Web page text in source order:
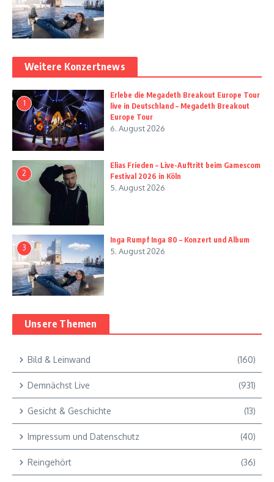
Weitere Konzertnews
1
Erlebe die Megadeth Breakout Europe Tour
live in Deutschland – Megadeth Breakout
Europe Tour
6. August 2026
2
Elias Frieden – Live-Auftritt beim Gamescom
Festival 2026 in Köln
5. August 2026
3
Inga Rumpf Inga 80 – Konzert und Album
5. August 2026
Unsere Themen
Bild & Leinwand (160)
Demnächst Live (931)
Gesicht & Geschichte (13)
Impressum und Datenschutz (40)
Reingehört (36)